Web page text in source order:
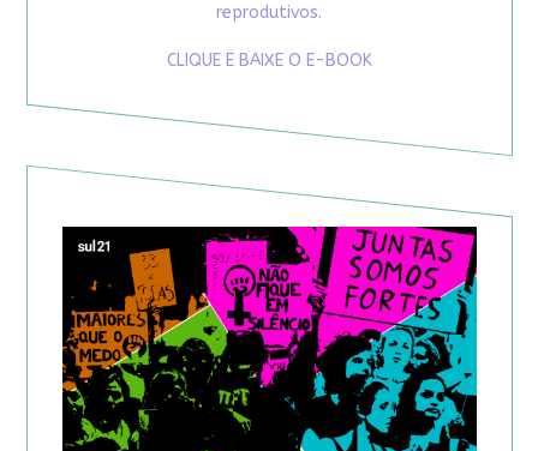
reprodutivos.
CLIQUE E BAIXE O E-BOOK